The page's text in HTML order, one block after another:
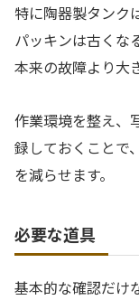
特に陶器製タンク
パッキンは古くな
本来の故障より大
作業環境を整え、
録しておくことで
を減らせます。
必要な道具
基本的な確認だけ